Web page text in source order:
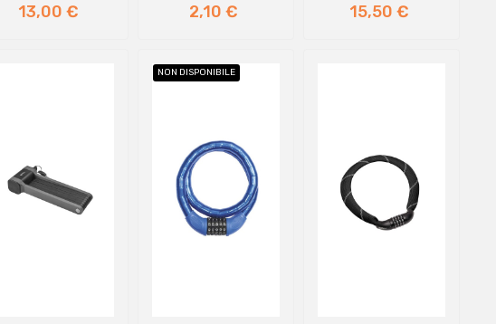
Prezzo
13,00 €
Prezzo
2,10 €
Prezzo
15,50 €
NON DISPONIBILE